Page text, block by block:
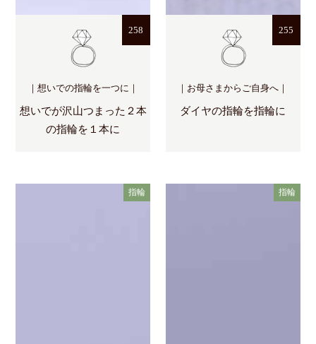
258
｜想いでの指輪を一つに｜
想いでが沢山つまった２本
の指輪を１本に
255
｜お母さまからご自身へ｜
ダイヤの指輪を指輪に
指輪 指輪